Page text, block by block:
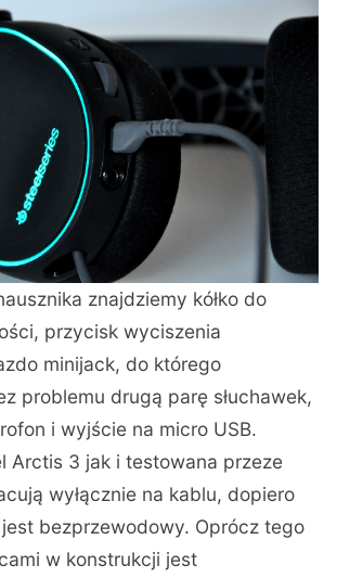
znajdziemy kółko do
przycisk wyciszenia
minijack, do którego
problemu drugą parę słuchawek,
i wyjście na micro USB.
Arctis 3 jak i testowana przeze
wyłącznie na kablu, dopiero
bezprzewodowy. Oprócz tego
w konstrukcji jest